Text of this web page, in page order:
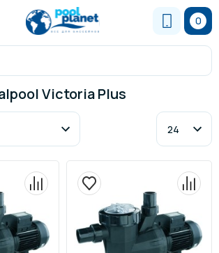
0
Victoria Plus